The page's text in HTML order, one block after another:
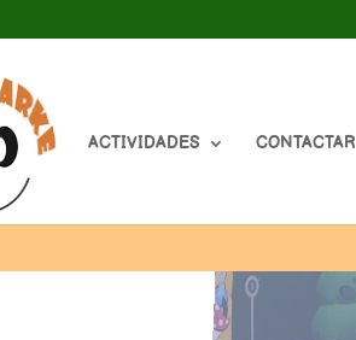
ACTIVIDADES CONTACTAR